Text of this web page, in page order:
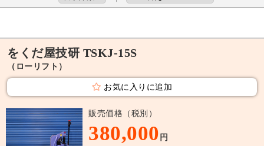
をくだ屋技研 TSKJ-15S
（ローリフト）
お気に入りに追加
販売価格（税別）
380,000 円